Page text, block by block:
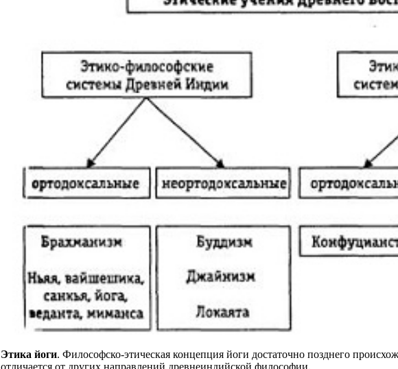
Этика йоги. Философско-этическая концепция йоги достаточно позднего